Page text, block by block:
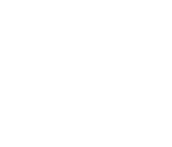
összefüggésben a